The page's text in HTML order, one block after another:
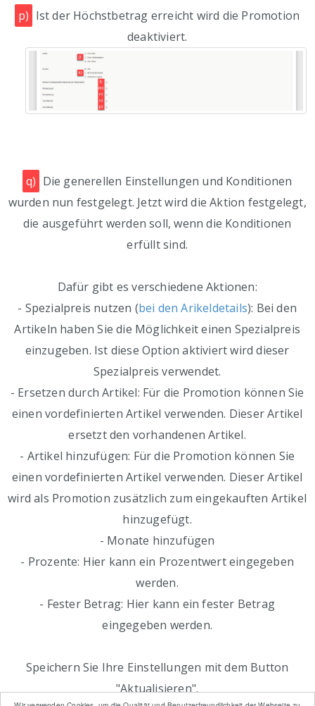
p) Ist der Höchstbetrag erreicht wird die Promotion
deaktiviert.
q) Die generellen Einstellungen und Konditionen
wurden nun festgelegt. Jetzt wird die Aktion festgelegt,
die ausgeführt werden soll, wenn die Konditionen
erfüllt sind.
Dafür gibt es verschiedene Aktionen:
- Spezialpreis nutzen (bei den Arikeldetails): Bei den
Artikeln haben Sie die Möglichkeit einen Spezialpreis
einzugeben. Ist diese Option aktiviert wird dieser
Spezialpreis verwendet.
- Ersetzen durch Artikel: Für die Promotion können Sie
einen vordefinierten Artikel verwenden. Dieser Artikel
ersetzt den vorhandenen Artikel.
- Artikel hinzufügen: Für die Promotion können Sie
einen vordefinierten Artikel verwenden. Dieser Artikel
wird als Promotion zusätzlich zum eingekauften Artikel
hinzugefügt.
- Monate hinzufügen
- Prozente: Hier kann ein Prozentwert eingegeben
werden.
- Fester Betrag: Hier kann ein fester Betrag
eingegeben werden.
Speichern Sie Ihre Einstellungen mit dem Button
"Aktualisieren".